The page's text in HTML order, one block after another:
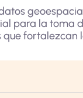
para la toma
que fortalezcan